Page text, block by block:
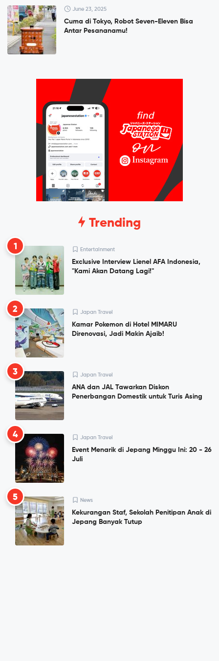
June 23, 2025
Cuma di Tokyo, Robot Seven-Eleven Bisa
Antar Pesananamu!
Trending
1 Entertainment
Exclusive Interview Lienel AFA Indonesia,
"Kami Akan Datang Lagi!"
2 Japan Travel
Kamar Pokemon di Hotel MIMARU
Direnovasi, Jadi Makin Ajaib!
3 Japan Travel
ANA dan JAL Tawarkan Diskon
Penerbangan Domestik untuk Turis Asing
4 Japan Travel
Event Menarik di Jepang Minggu Ini: 20 - 26
Juli
5 News
Kekurangan Staf, Sekolah Penitipan Anak di
Jepang Banyak Tutup